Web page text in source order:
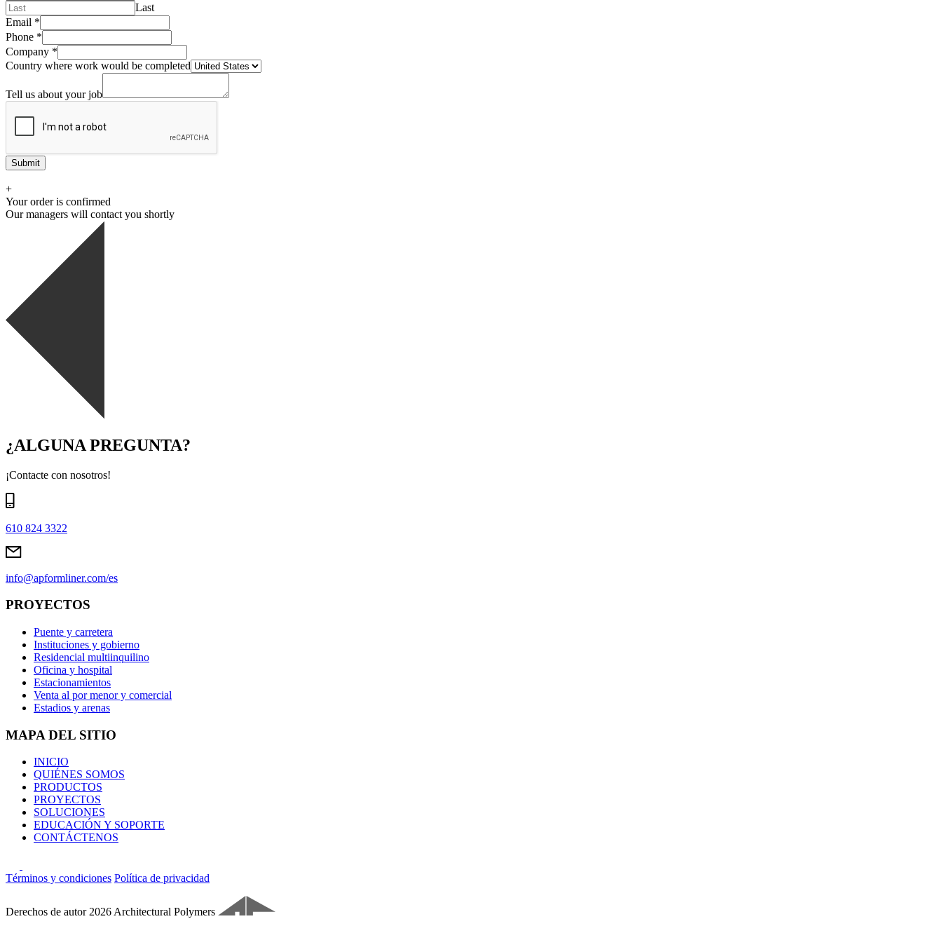
Last
Email *
Phone *
Company *
Country where work would be completed
Tell us about your job
Submit
+
Your order is confirmed
Our managers will contact you shortly
¿ALGUNA PREGUNTA?
¡Contacte con nosotros!
610 824 3322
info@apformliner.com/es
PROYECTOS
Puente y carretera
Instituciones y gobierno
Residencial multiinquilino
Oficina y hospital
Estacionamientos
Venta al por menor y comercial
Estadios y arenas
MAPA DEL SITIO
INICIO
QUIÉNES SOMOS
PRODUCTOS
PROYECTOS
SOLUCIONES
EDUCACIÓN Y SOPORTE
CONTÁCTENOS
Términos y condiciones Política de privacidad
Derechos de autor 2026 Architectural Polymers